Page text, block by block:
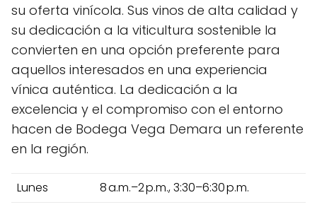
su oferta vinícola. Sus vinos de alta calidad y
su dedicación a la viticultura sostenible la
convierten en una opción preferente para
aquellos interesados en una experiencia
vínica auténtica. La dedicación a la
excelencia y el compromiso con el entorno
hacen de Bodega Vega Demara un referente
en la región.
Lunes
8 a.m.–2 p.m., 3:30–6:30 p.m.